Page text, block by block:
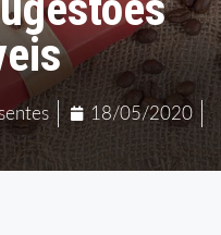
18/05/2020